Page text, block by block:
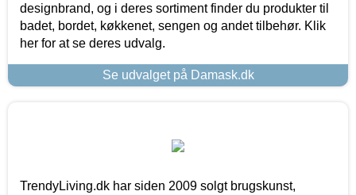
designbrand, og i deres sortiment finder du produkter til
badet, bordet, køkkenet, sengen og andet tilbehør. Klik
her for at se deres udvalg.
Se udvalget på Damask.dk
TrendyLiving.dk har siden 2009 solgt brugskunst,